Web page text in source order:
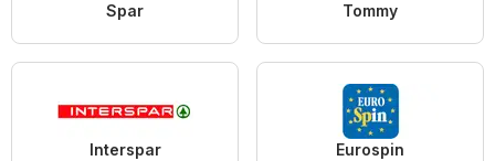
Spar Tommy
Interspar Eurospin